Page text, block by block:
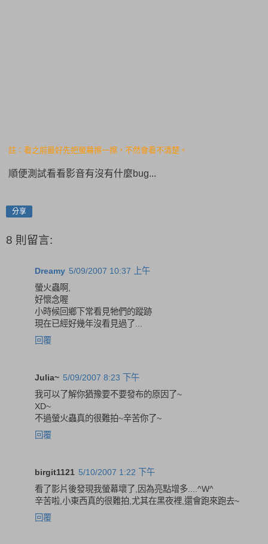
註：看之前最好先把螢幕擦一擦，不然會看不清楚。
順便測試看看影音有沒有什麼bug...
分享
8 則留言:
Dreamy 5/09/2007 10:37 上午
螢火蟲啊,
好懷念喔
小時候回鄉下常看見牠們的蹤跡
現在已經好幾年沒看見過了...
回覆
Julia~ 5/09/2007 8:23 下午
我可以了解你猶豫要不要發布的原因了~
XD~
不過螢火蟲真的很難拍~辛苦你了~
回覆
birgit1121 5/10/2007 1:22 下午
看了影片後發現我螢幕壞了,因為亮點增多....^W^
辛苦啦,小東西真的很難拍,尤其在黑夜裡,還會跑來跑去~
回覆